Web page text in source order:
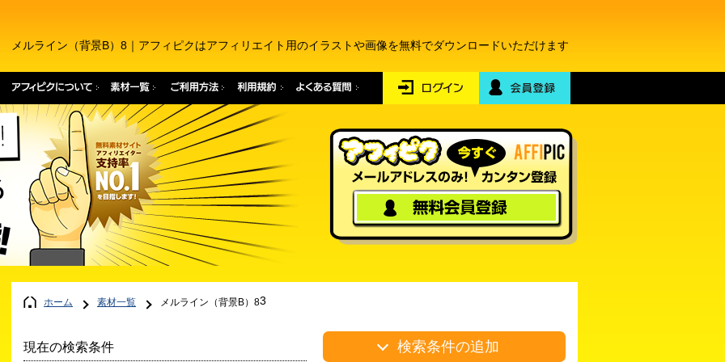
メルライン（背景B）8｜アフィピクはアフィリエイト用のイラストや画像を無料でダウンロードいただけます
ホーム 3
素材一覧 メルライン（背景B）8
現在の検索条件 検索条件の追加